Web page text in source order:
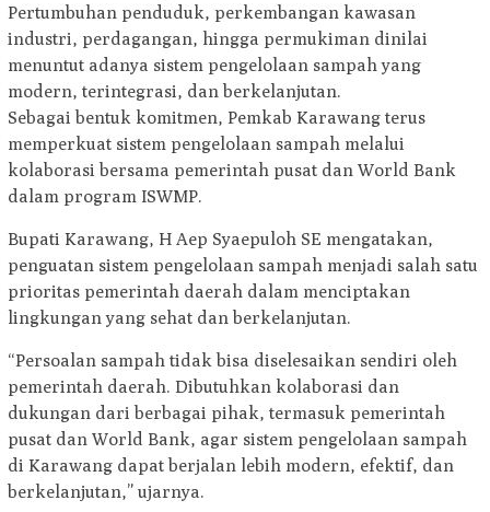
Pertumbuhan penduduk, perkembangan kawasan
industri, perdagangan, hingga permukiman dinilai
menuntut adanya sistem pengelolaan sampah yang
modern, terintegrasi, dan berkelanjutan.
Sebagai bentuk komitmen, Pemkab Karawang terus
memperkuat sistem pengelolaan sampah melalui
kolaborasi bersama pemerintah pusat dan World Bank
dalam program ISWMP.
Bupati Karawang, H Aep Syaepuloh SE mengatakan,
penguatan sistem pengelolaan sampah menjadi salah satu
prioritas pemerintah daerah dalam menciptakan
lingkungan yang sehat dan berkelanjutan.
“Persoalan sampah tidak bisa diselesaikan sendiri oleh
pemerintah daerah. Dibutuhkan kolaborasi dan
dukungan dari berbagai pihak, termasuk pemerintah
pusat dan World Bank, agar sistem pengelolaan sampah
di Karawang dapat berjalan lebih modern, efektif, dan
berkelanjutan,” ujarnya.